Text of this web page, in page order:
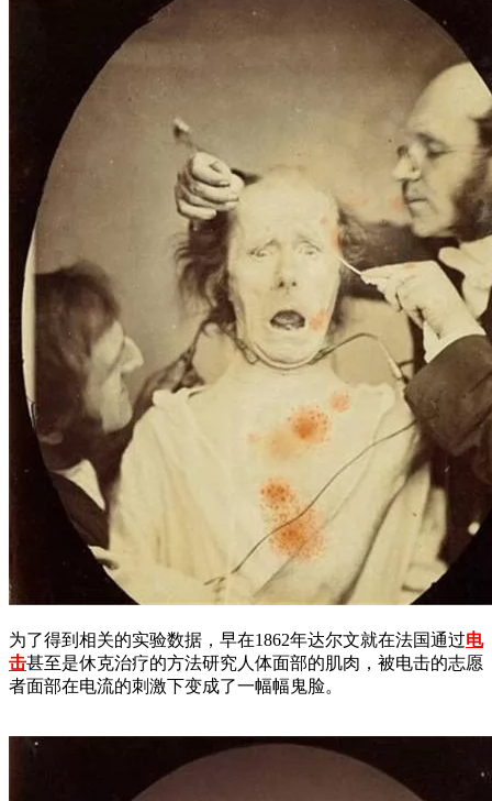
为了得到相关的实验数据，早在1862年达尔文就在法国通过电
击甚至是休克治疗的方法研究人体面部的肌肉，被电击的志愿
者面部在电流的刺激下变成了一幅幅鬼脸。